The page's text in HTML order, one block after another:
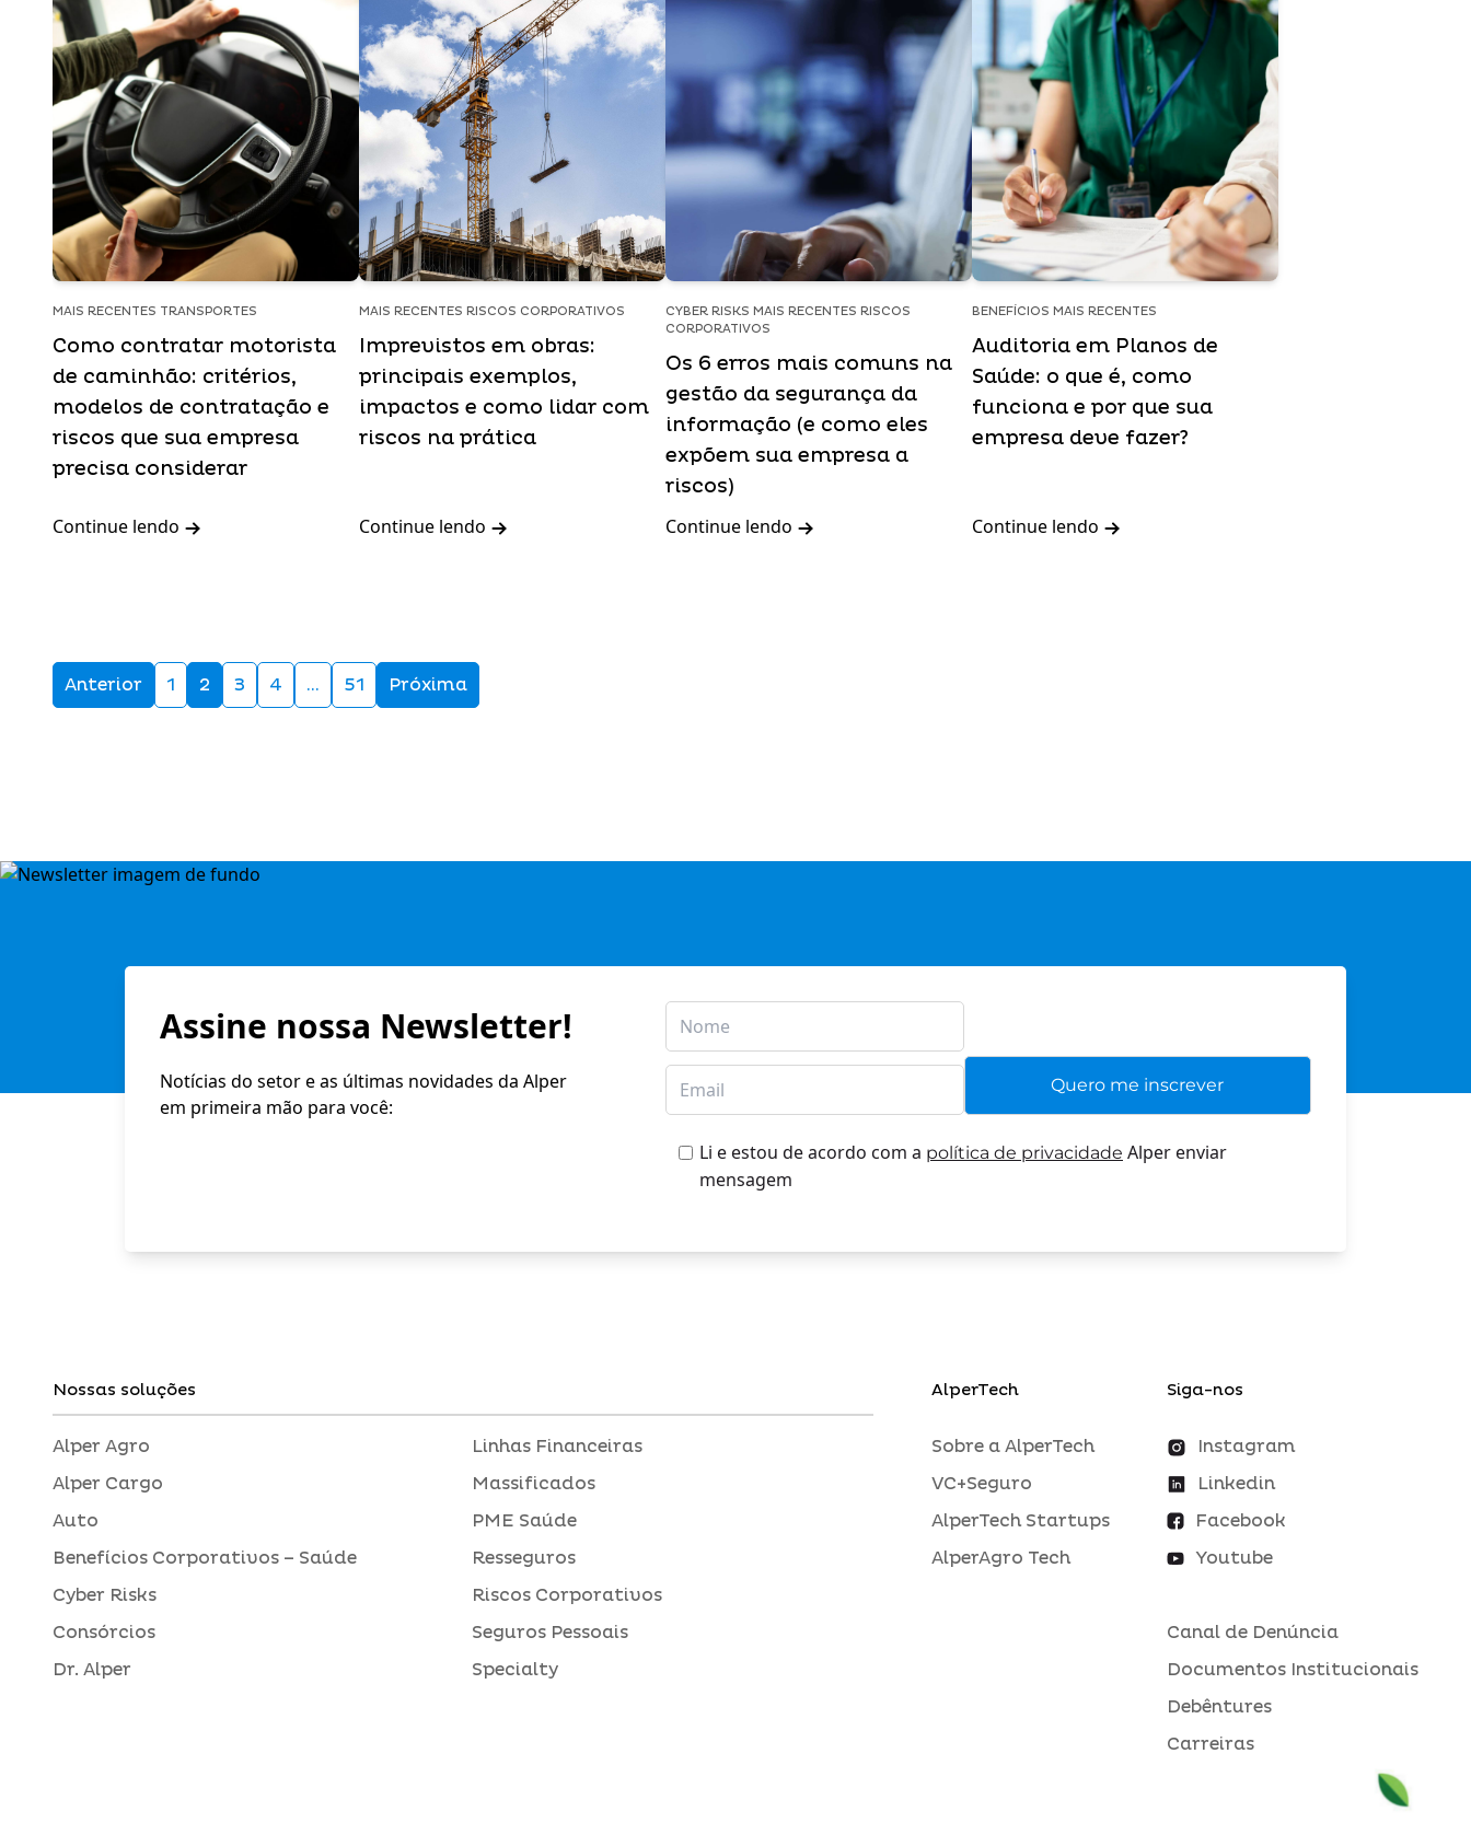
MAIS RECENTES TRANSPORTES
Como contratar motorista
de caminhão: critérios,
modelos de contratação e
riscos que sua empresa
precisa considerar
Continue lendo
MAIS RECENTES RISCOS CORPORATIVOS
Imprevistos em obras:
principais exemplos,
impactos e como lidar com
riscos na prática
Continue lendo
CYBER RISKS MAIS RECENTES RISCOS
CORPORATIVOS
Os 6 erros mais comuns na
gestão da segurança da
informação (e como eles
expõem sua empresa a
riscos)
Continue lendo
BENEFÍCIOS MAIS RECENTES
Auditoria em Planos de
Saúde: o que é, como
funciona e por que sua
empresa deve fazer?
Continue lendo
Anterior 1 2 3 4 … 51 Próxima
Assine nossa Newsletter!
Notícias do setor e as últimas novidades da Alper
em primeira mão para você:
Li e estou de acordo com a política de privacidade Alper enviar
mensagem
Nossas soluções
Alper Agro
Alper Cargo
Auto
Benefícios Corporativos – Saúde
Cyber Risks
Consórcios
Dr. Alper
Linhas Financeiras
Massificados
PME Saúde
Resseguros
Riscos Corporativos
Seguros Pessoais
Specialty
AlperTech
Sobre a AlperTech
VC+Seguro
AlperTech Startups
AlperAgro Tech
Siga-nos
Instagram
Linkedin
Facebook
Youtube
Canal de Denúncia
Documentos Institucionais
Debêntures
Carreiras